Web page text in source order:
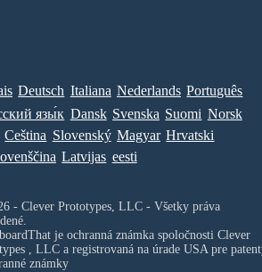
Deutsch Italiana Nederlands Português
язы́к Dansk Svenska Suomi Norsk
Ceština Slovenský Magyar Hrvatski
Latvijas eesti
- Clever Prototypes, LLC - Všetky práva
je ochranná známka spoločnosti Clever
, LLCa registrovaná na úrade USA pre
známky